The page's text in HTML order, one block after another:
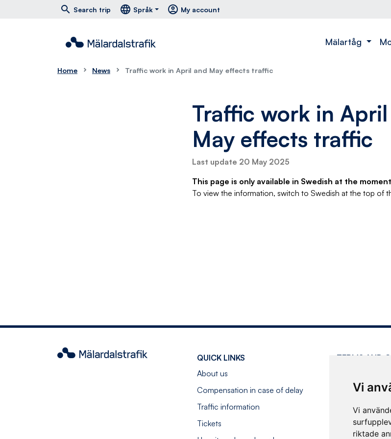
Vi
Vi
riktade
Hoppa till huvudmeny menu
Hoppa till innehåll east
Hoppa till foten south
search Search trip language Språk account_circle My account
Mälartåg
Home News Traffic work in April and May effects traffic
Traffic work in
May effects traffic
Last update 20 May 2025
This page is only available in Swedish at the
To view the information, switch to Swedish at the top of
MälardalstrafikQUICK LINKS
About us
Compensation in case of delay
Traffic information
Tickets
TERMS AND
Travel
Processing
Accessibility